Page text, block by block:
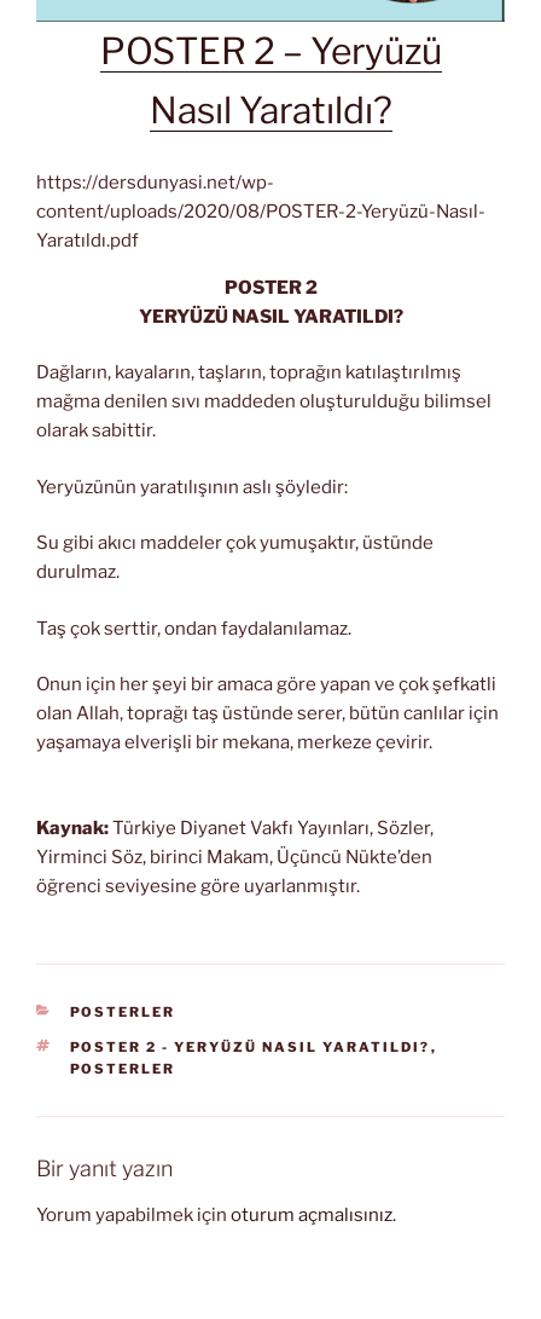
POSTER 2 – Yeryüzü
Nasıl Yaratıldı?
https://dersdunyasi.net/wp-
content/uploads/2020/08/POSTER-2-Yeryüzü-Nasıl-
Yaratıldı.pdf
POSTER 2
YERYÜZÜ NASIL YARATILDI?
Dağların, kayaların, taşların, toprağın katılaştırılmış
mağma denilen sıvı maddeden oluşturulduğu bilimsel
olarak sabittir.
Yeryüzünün yaratılışının aslı şöyledir:
Su gibi akıcı maddeler çok yumuşaktır, üstünde
durulmaz.
Taş çok serttir, ondan faydalanılamaz.
Onun için her şeyi bir amaca göre yapan ve çok şefkatli
olan Allah, toprağı taş üstünde serer, bütün canlılar için
yaşamaya elverişli bir mekana, merkeze çevirir.
Kaynak:Türkiye Diyanet Vakfı Yayınları, Sözler,
Yirminci Söz, birinci Makam, Üçüncü Nükte’den
öğrenci seviyesine göre uyarlanmıştır.
KATEGORILER
POSTERLER
ETIKETLER
POSTER 2 - YERYÜZÜ NASIL YARATILDI? ,
POSTERLER
Bir yanıt yazın
Yorum yapabilmek için oturum açmalısınız.